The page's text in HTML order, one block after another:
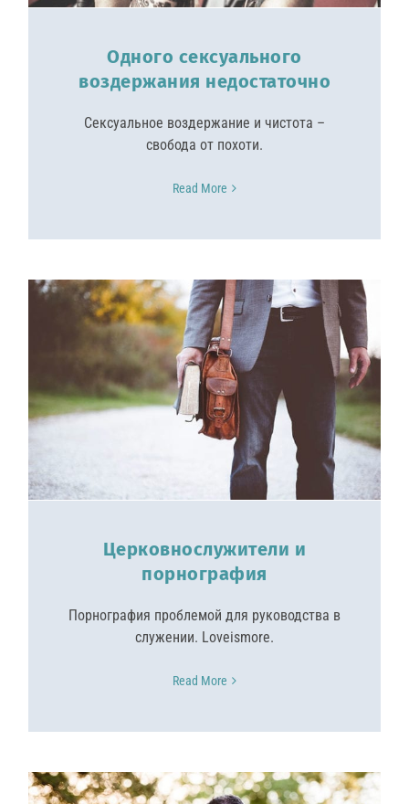
Одного сексуального
воздержания недостаточно
Сексуальное воздержание и чистота –
свобода от похоти.
Read More
Церковнослужители и
порнография
Порнография проблемой для руководства в
служении. Loveismore.
Read More